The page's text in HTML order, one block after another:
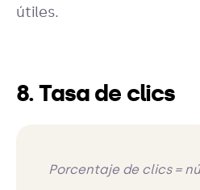
útiles.
8. Tasa de clics
Porcentaje de clics =